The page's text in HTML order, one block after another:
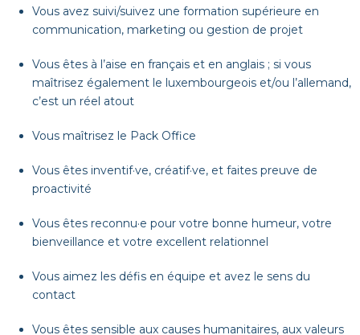
Vous avez suivi/suivez une formation supérieure en
communication, marketing ou gestion de projet
Vous êtes à l’aise en français et en anglais ; si vous
maîtrisez également le luxembourgeois et/ou l’allemand,
c’est un réel atout
Vous maîtrisez le Pack Office
Vous êtes inventif·ve, créatif·ve, et faites preuve de
proactivité
Vous êtes reconnu·e pour votre bonne humeur, votre
bienveillance et votre excellent relationnel
Vous aimez les défis en équipe et avez le sens du
contact
Vous êtes sensible aux causes humanitaires, aux valeurs